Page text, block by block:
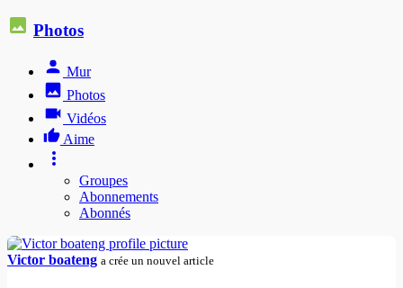
Photos
Mur
Photos
Vidéos
Aime
Groupes
Abonnements
Abonnés
Victor boateng a crée un nouvel article